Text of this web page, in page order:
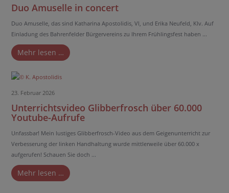
Duo Amuselle in concert
Duo Amuselle, das sind Katharina Apostolidis, Vl, und Erika Neufeld, Klv. Auf
Einladung des Bahrenfelder Bürgervereins zu Ihrem Frühlingsfest haben ...
Mehr lesen …
23. Februar 2026
Unterrichtsvideo Glibberfrosch über 60.000
Youtube-Aufrufe
Unfassbar! Mein lustiges Glibberfrosch-Video aus dem Geigenunterricht zur
Verbesserung der linken Handhaltung wurde mittlerweile über 60.000 x
aufgerufen! Schauen Sie doch ...
Mehr lesen …